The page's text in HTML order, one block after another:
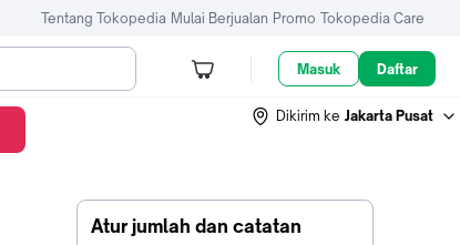
Tentang Tokopedia Mulai Berjualan Promo Tokopedia Care
Masuk Daftar
Dikirim ke Jakarta Pusat
Atur jumlah dan catatan